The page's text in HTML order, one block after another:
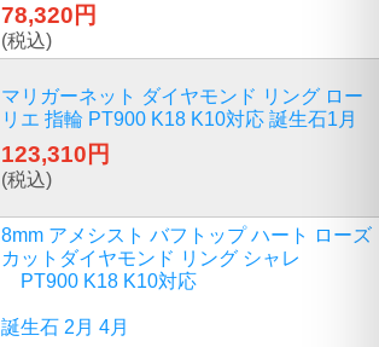
78,320円
(税込)
マリガーネット ダイヤモンド リング ロー
リエ 指輪 PT900 K18 K10対応 誕生石1月
123,310円
(税込)
8mm アメシスト バフトップ ハート ローズ
カットダイヤモンド リング シャレ
PT900 K18 K10対応
誕生石 2月 4月